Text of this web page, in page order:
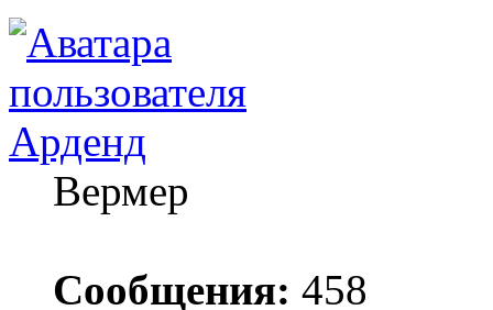
Арденд
Вермер
Сообщения: 458